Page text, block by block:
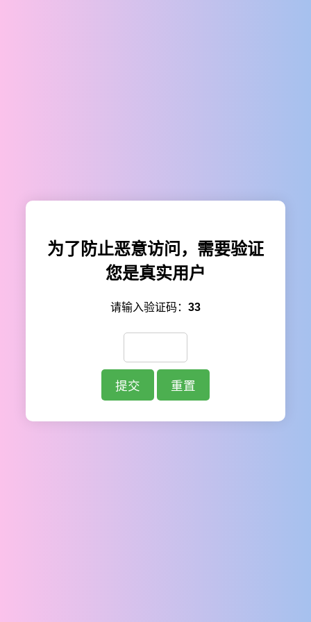
为了防止恶意访问，需要验证
您是真实用户
请输入验证码： 33
提交 重置